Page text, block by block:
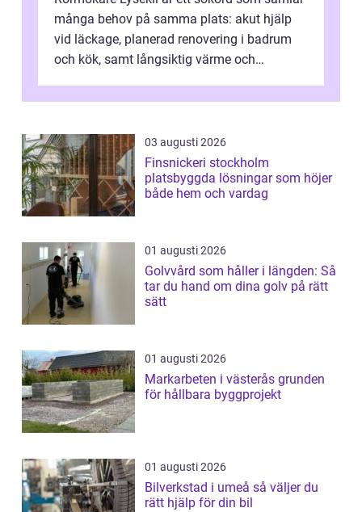
många behov på samma plats: akut hjälp
vid läckage, planerad renovering i badrum
och kök, samt långsiktig värme och
03 augusti 2026
Finsnickeri stockholm
platsbyggda lösningar som höjer
både hem och vardag
01 augusti 2026
Golvvård som håller i längden: Så
tar du hand om dina golv på rätt
sätt
01 augusti 2026
Markarbeten i västerås grunden
för hållbara byggprojekt
01 augusti 2026
Bilverkstad i umeå så väljer du
rätt hjälp för din bil